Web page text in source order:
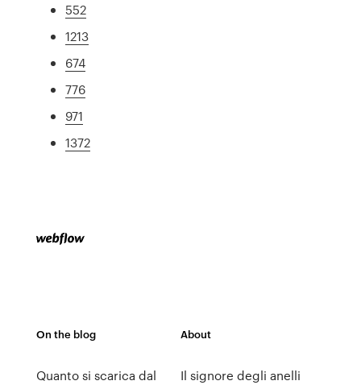
552
1213
674
776
971
1372
On the blog
Quanto si scarica dal
About
Il signore degli anelli